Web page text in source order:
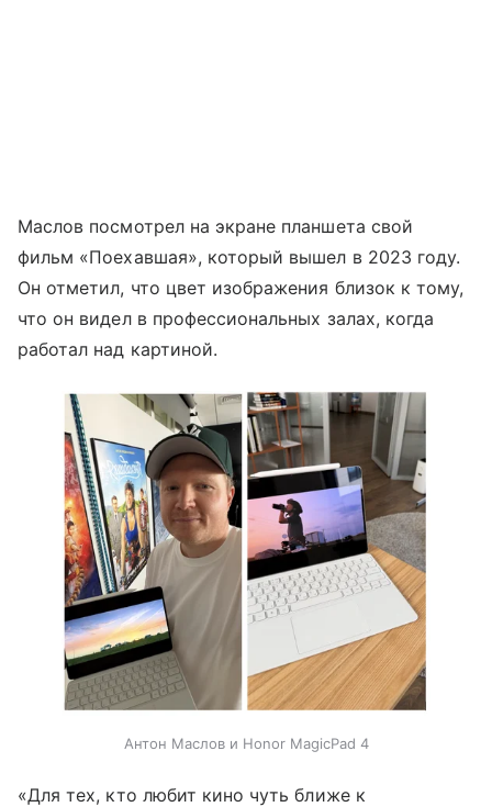
Маслов посмотрел на экране планшета свой
фильм «Поехавшая», который вышел в 2023 году.
Он отметил, что цвет изображения близок к тому,
что он видел в профессиональных залах, когда
работал над картиной.
Антон Маслов и Honor MagicPad 4
«Для тех, кто любит кино чуть ближе к